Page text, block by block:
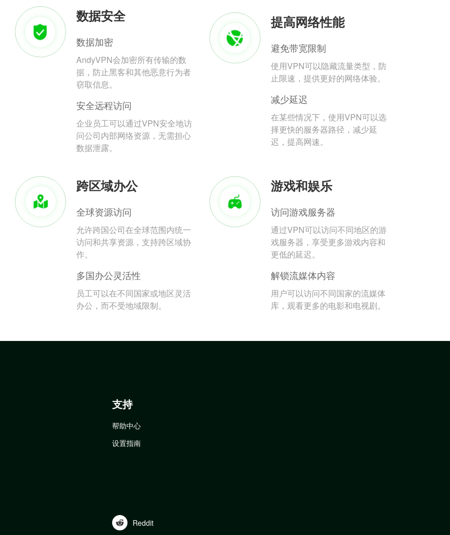
数据安全
数据加密
AndyVPN会加密所有传输的数
据，防止黑客和其他恶意行为者
窃取信息。
安全远程访问
企业员工可以通过VPN安全地访
问公司内部网络资源，无需担心
数据泄露。
提高网络性能
避免带宽限制
使用VPN可以隐藏流量类型，防
止限速，提供更好的网络体验。
减少延迟
在某些情况下，使用VPN可以选
择更快的服务器路径，减少延
迟，提高网速。
跨区域办公
全球资源访问
允许跨国公司在全球范围内统一
访问和共享资源，支持跨区域协
作。
多国办公灵活性
员工可以在不同国家或地区灵活
办公，而不受地域限制。
游戏和娱乐
访问游戏服务器
通过VPN可以访问不同地区的游
戏服务器，享受更多游戏内容和
更低的延迟。
解锁流媒体内容
用户可以访问不同国家的流媒体
库，观看更多的电影和电视剧。
支持
帮助中心
设置指南
Reddit